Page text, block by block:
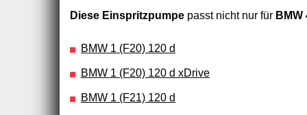
Diese Einspritzpumpe passt nicht nur für BMW
BMW 1 (F20) 120 d
BMW 1 (F20) 120 d xDrive
BMW 1 (F21) 120 d